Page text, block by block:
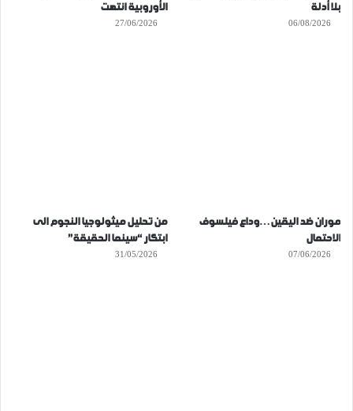
بلا أدلة
06/08/2026
الأوروبية انتهت
27/06/2026
موران ضد اليقين…وداع فيلسوف
الاحتمال
07/06/2026
من تحليل ميثولوجيا النجوم الى
ابتكار “سينما الحقيقة”
31/05/2026